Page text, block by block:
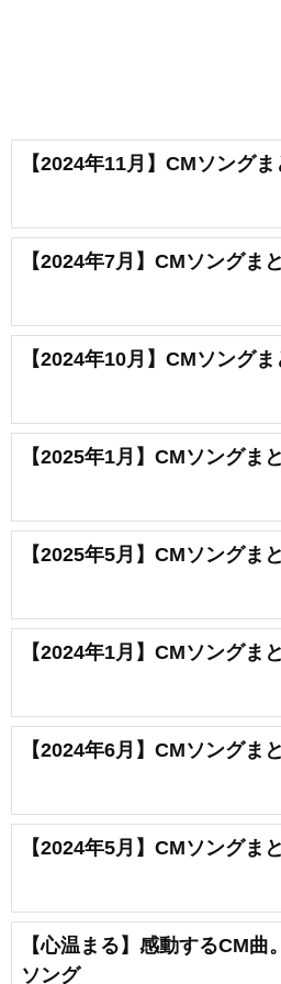
【2024年11月】CMソング
【2024年7月】CMソングま
【2024年10月】CMソング
【2025年1月】CMソングま
【2025年5月】CMソングま
【2024年1月】CMソングま
【2024年6月】CMソングま
【2024年5月】CMソングま
【心温まる】感動するCM
ソング